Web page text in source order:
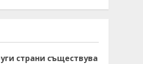
страни съществува